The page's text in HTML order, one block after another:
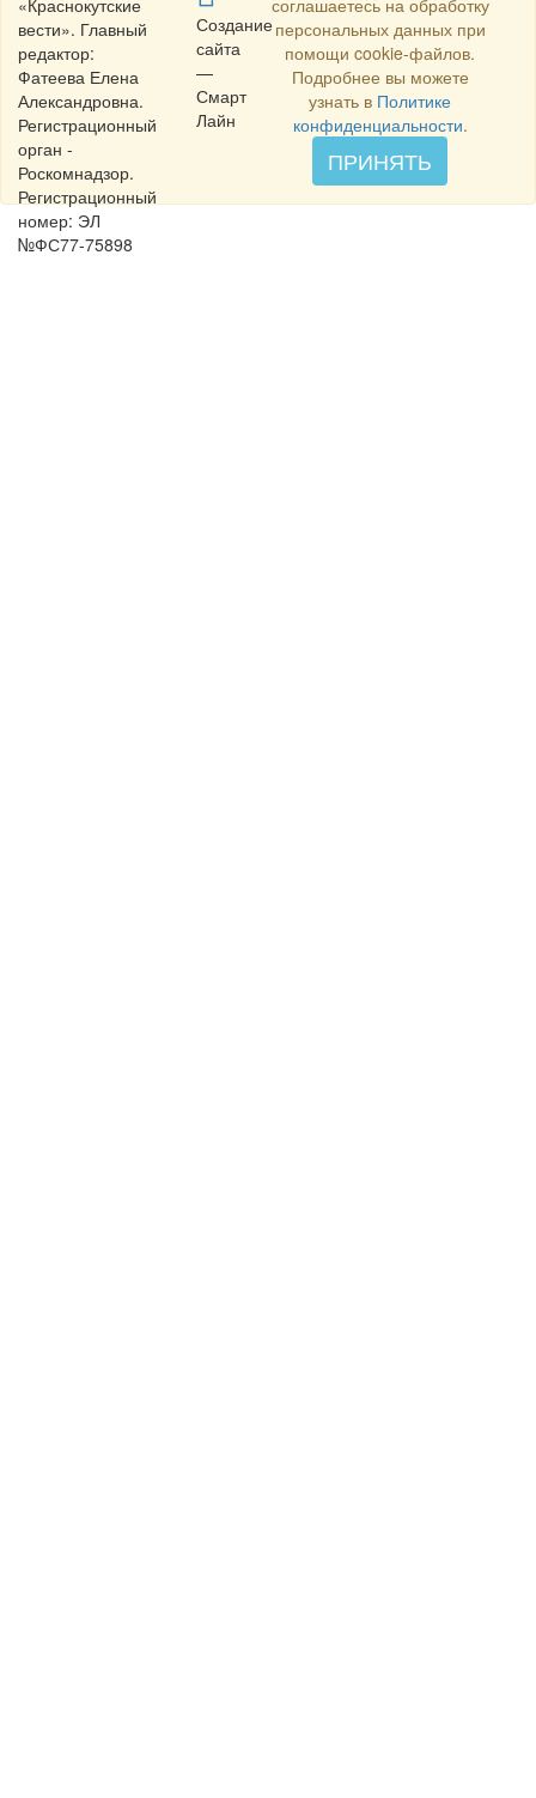
«Краснокутские
вести». Главный
редактор:
Фатеева Елена
Александровна.
Регистрационный
орган -
Роскомнадзор.
Регистрационный
номер: ЭЛ
№ФС77-75898
Создание
сайта
—
Смарт
Лайн
соглашаетесь на обработку
персональных данных при
помощи cookie-файлов.
Подробнее вы можете
узнать в Политике
конфиденциальности.
ПРИНЯТЬ